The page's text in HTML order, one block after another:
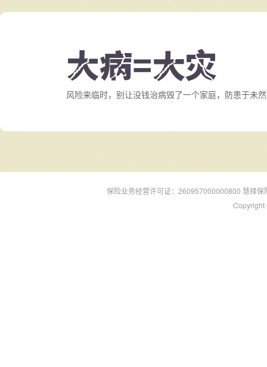
风险来临时，别让没钱治病毁了一个家庭，防患于未
保险业务经营许可证：260957000000800 慧择